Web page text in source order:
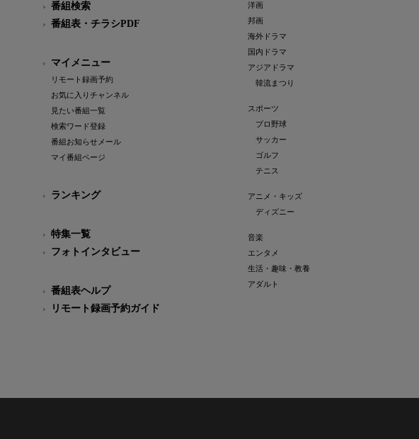
番組検索
番組表・チラシPDF
マイメニュー
リモート録画予約
お気に入りチャンネル
見たい番組一覧
検索ワード登録
番組お知らせメール
マイ番組ページ
ランキング
特集一覧
フォトインタビュー
番組表ヘルプ
リモート録画予約ガイド
洋画
邦画
海外ドラマ
国内ドラマ
アジアドラマ
韓流まつり
スポーツ
プロ野球
サッカー
ゴルフ
テニス
アニメ・キッズ
ディズニー
音楽
エンタメ
生活・趣味・教養
アダルト